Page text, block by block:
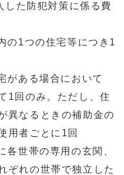
た防犯対策に係る費
の1つの住宅等につき1
がある場合において
1回のみ。ただし、住
異なるときの補助金の
用者ごとに1回
各世帯の専用の玄関、
ぞれの世帯で独立した